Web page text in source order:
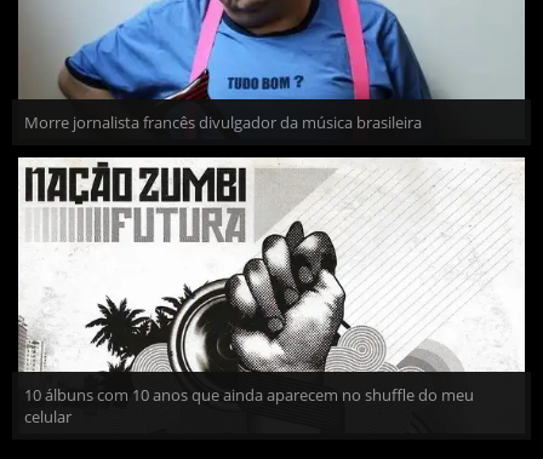
Morre jornalista francês divulgador da música brasileira
10 álbuns com 10 anos que ainda aparecem no shuffle do meu
celular